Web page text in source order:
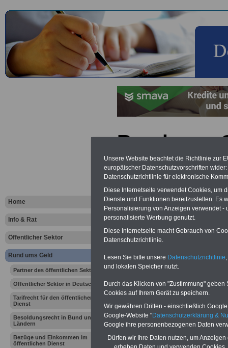
Home
Info & Rat
Öffentlicher Sektor
Rund ums Geld
Partner des öffentlichen Sektors
Öffentlicher Sektor in Deutschland
Tarifrecht für den öffentlichen
Dienst
Besoldungsrecht in Bund und
Ländern
Bezüge und Einkommen im
öffentlichen Dienst
Rund ums
Hinweise
Vorteile für den
öffentlichen Dienst
Berufsunfähigkeitsabsicherung
-Krankenzusatzversicherung
Krankenkassen-
Zahnzusatzversicherung-
Ihr
Unsere Website beachtet die Richtlinie zur
europäischer Datenschutzvorschriften
Datenschutzrichtlinie für elektronische
Diese Internetseite verwendet Cookies, um
Dienste und Funktionen bereitzustellen. Es
Personalisierung von Anzeigen verwendet
personalisierte Werbung genutzt.
Diese Internetseite macht Gebrauch von
Datenschutzrichtlinie.
Lesen Sie bitte unsere Datenschutzrichtlinie
und lokalen Speicher nutzt.
Durch das Klicken von "Zustimmung"
Cookies auf Ihrem Gerät zu speichern.
Wir gewähren Dritten - einschließlich
Google-Website "Datenschutzerklärung &
Google ihre personenbezogenen Daten
Dürfen wir Ihre Daten nutzen, um